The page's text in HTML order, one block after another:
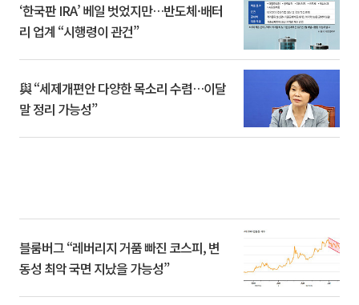
‘한국판 IRA’ 베일 벗었지만…반도체·배터
리 업계 “시행령이 관건”
與 “세제개편안 다양한 목소리 수렴…이달
말 정리 가능성”
블룸버그 “레버리지 거품 빠진 코스피, 변
동성 최악 국면 지났을 가능성”